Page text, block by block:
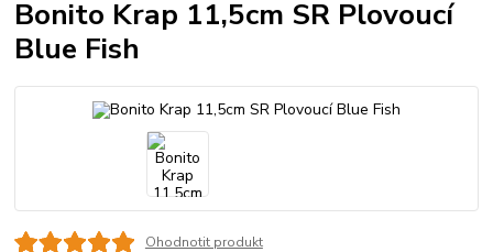
Bonito Krap 11,5cm SR Plovoucí
Blue Fish
Ohodnotit produkt